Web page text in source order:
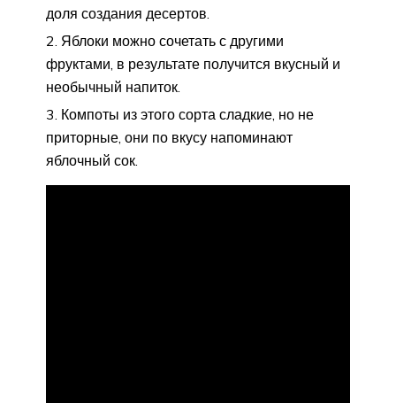
доля создания десертов.
Яблоки можно сочетать с другими
фруктами, в результате получится вкусный и
необычный напиток.
Компоты из этого сорта сладкие, но не
приторные, они по вкусу напоминают
яблочный сок.